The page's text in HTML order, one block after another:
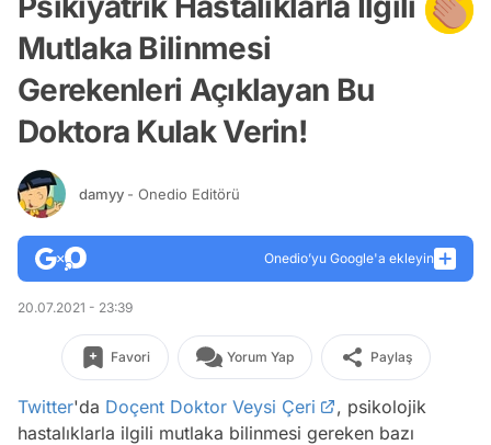
Mutlaka Bilinmesi
Gerekenleri Açıklayan Bu
Doktora Kulak Verin!
damyy - Onedio Editörü
Onedio’yu Google'a ekleyin
20.07.2021 - 23:39
Favori Yorum Yap Paylaş
Twitter'da Doçent Doktor Veysi Çeri
, psikolojik
hastalıklarla ilgili mutlaka bilinmesi gereken bazı